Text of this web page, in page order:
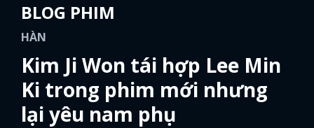
BLOG PHIM
HÀN
Kim Ji Won tái hợp Lee Min
Ki trong phim mới nhưng
lại yêu nam phụ